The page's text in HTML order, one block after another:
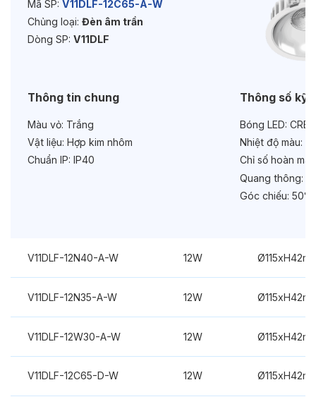
Tuổi thọ: >30000h
Mã SP: V11DLF-12C65-A-W
Chủng loại: Đèn âm trần
Dòng SP: V11DLF
Thông tin chung
Màu vỏ: Trắng
Vật liệu: Hợp kim nhôm
Chuẩn IP: IP40
Thông số kỹ
Bóng LED:
Nhiệt độ màu:
Chỉ số hoàn
Quang thông:
Góc chiếu: 50°
V11DLF-12N40-A-W 12W
V11DLF-12N35-A-W 12W
V11DLF-12W30-A-W 12W
V11DLF-12C65-D-W 12W